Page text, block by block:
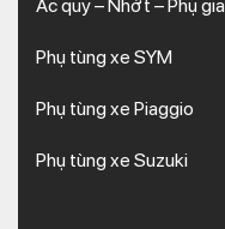
Ắc quy – Nhớt – Phụ gia
Phụ tùng xe SYM
Phụ tùng xe Piaggio
Phụ tùng xe Suzuki